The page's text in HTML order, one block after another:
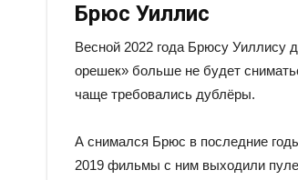
Брюс Уиллис
Весной 2022 года Брюсу Уиллису
орешек» больше не будет
чаще требовались дублёры.
А снимался Брюс в последние
2019 фильмы с ним выходили